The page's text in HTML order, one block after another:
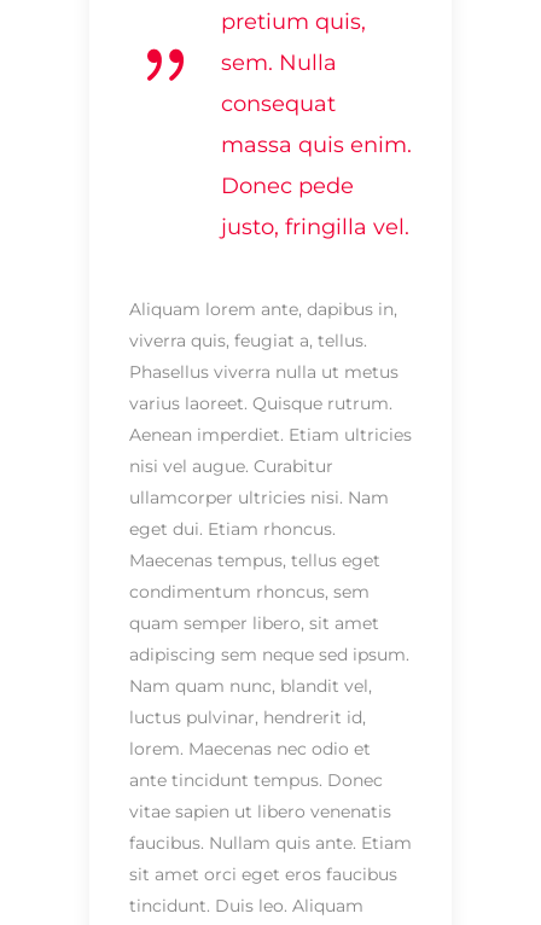
pretium quis,
sem. Nulla
consequat
massa quis enim.
Donec pede
justo, fringilla vel.
Aliquam lorem ante, dapibus in,
viverra quis, feugiat a, tellus.
Phasellus viverra nulla ut metus
varius laoreet. Quisque rutrum.
Aenean imperdiet. Etiam ultricies
nisi vel augue. Curabitur
ullamcorper ultricies nisi. Nam
eget dui. Etiam rhoncus.
Maecenas tempus, tellus eget
condimentum rhoncus, sem
quam semper libero, sit amet
adipiscing sem neque sed ipsum.
Nam quam nunc, blandit vel,
luctus pulvinar, hendrerit id,
lorem. Maecenas nec odio et
ante tincidunt tempus. Donec
vitae sapien ut libero venenatis
faucibus. Nullam quis ante. Etiam
sit amet orci eget eros faucibus
tincidunt. Duis leo. Aliquam